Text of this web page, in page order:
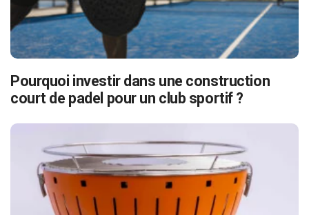
Pourquoi investir dans une construction
court de padel pour un club sportif ?